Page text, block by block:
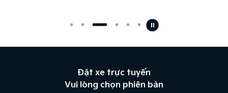
Đặt xe trực tuyến
Vui lòng chọn phiên bản